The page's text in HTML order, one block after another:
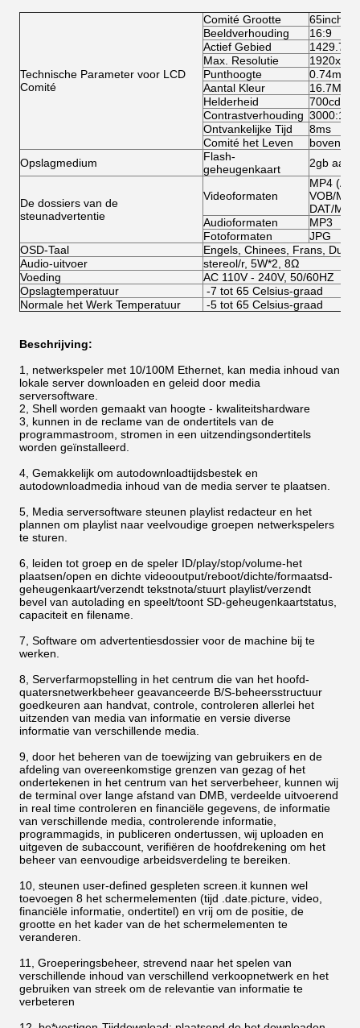
Technische Parameter voor LCD
Comité
Comité Grootte
65inch
Beeldverhouding
16:9
Actief Gebied
Max. Resolutie
1920x
Punthoogte
0.74mm
Aantal Kleur
16.7M
Helderheid
700cd/m2
Contrastverhouding 3000:1
Ontvankelijke Tijd
8ms
Comité het Leven
boven
Opslagmedium
Flash-
geheugenkaart
2gb aan
De dossiers van de
steunadvertentie
Videoformaten
MP4
VOB/
DAT/
Audioformaten
MP3
Fotoformaten
JPG
OSD-Taal
Engels, Chinees, Frans,
Audio-uitvoer
stereol/r, 5W*2, 8Ω
Voeding
AC 110V - 240V, 50/60HZ
Opslagtemperatuur
-7 tot 65 Celsius-graad
Normale het Werk Temperatuur
-5 tot 65 Celsius-graad
Beschrijving:
1, netwerkspeler met 10/100M Ethernet, kan media inhoud van
lokale server downloaden en geleid door media
serversoftware.
2, Shell worden gemaakt van hoogte - kwaliteitshardware
3, kunnen in de reclame van de ondertitels van de
programmastroom, stromen in een uitzendingsondertitels
worden geïnstalleerd.
4, Gemakkelijk om autodownloadtijdsbestek en
autodownloadmedia inhoud van de media server te plaatsen.
5, Media serversoftware steunen playlist redacteur en het
plannen om playlist naar veelvoudige groepen netwerkspelers
te sturen.
6, leiden tot groep en de speler ID/play/stop/volume-het
plaatsen/open en dichte videooutput/reboot/dichte/formaatsd-
geheugenkaart/verzendt tekstnota/stuurt playlist/verzendt
bevel van autolading en speelt/toont SD-geheugenkaartstatus,
capaciteit en filename.
7, Software om advertentiesdossier voor de machine bij te
werken.
8, Serverfarmopstelling in het centrum die van het hoofd-
quatersnetwerkbeheer geavanceerde B/S-beheersstructuur
goedkeuren aan handvat, controle, controleren allerlei het
uitzenden van media van informatie en versie diverse
informatie van verschillende media.
9, door het beheren van de toewijzing van gebruikers en de
afdeling van overeenkomstige grenzen van gezag of het
ondertekenen in het centrum van het serverbeheer, kunnen wij
de terminal over lange afstand van DMB, verdeelde uitvoerend
in real time controleren en financiële gegevens, de informatie
van verschillende media, controlerende informatie,
programmagids, in publiceren ondertussen, wij uploaden en
uitgeven de subaccount, verifiëren de hoofdrekening om het
beheer van eenvoudige arbeidsverdeling te bereiken.
10, steunen user-defined gespleten screen.it kunnen wel
toevoegen 8 het schermelementen (tijd .date.picture, video,
financiële informatie, ondertitel) en vrij om de positie, de
grootte en het kader van de het schermelementen te
veranderen.
11, Groeperingsbeheer, strevend naar het spelen van
verschillende inhoud van verschillend verkoopnetwerk en het
gebruiken van streek om de relevantie van informatie te
verbeteren